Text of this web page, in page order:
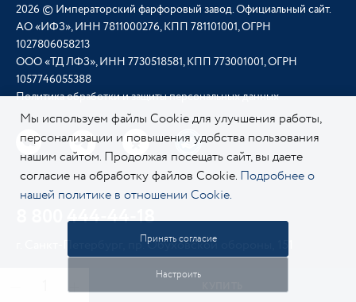
2026 © Императорский фарфоровый завод. Официальный сайт.
АО «ИФЗ», ИНН 7811000276, КПП 781101001, ОГРН
1027806058213
ООО «ТД ЛФЗ», ИНН 7730518581, КПП 773001001, ОГРН
1057746055388
Политика обработки и защиты персональных данных
8 800 444-44-18
г. Санкт-Петербург, пр. Обуховской обороны, 151
Мы используем файлы Cookie для улучшения работы,
персонализации и повышения удобства пользования
нашим сайтом. Продолжая посещать сайт, вы даете
согласие на обработку файлов Cookie. Подробнее о
нашей политике в отношении Cookie.
Принять согласие
Настроить